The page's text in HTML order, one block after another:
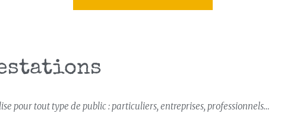
pour tout type de public : particuliers, entreprises, professionnels…